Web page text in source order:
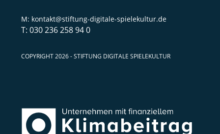
kontakt@stiftung-digitale-spielekultur.de
030 236 258 94 0
COPYRIGHT 2026 - STIFTUNG DIGITALE SPIELEKULTUR